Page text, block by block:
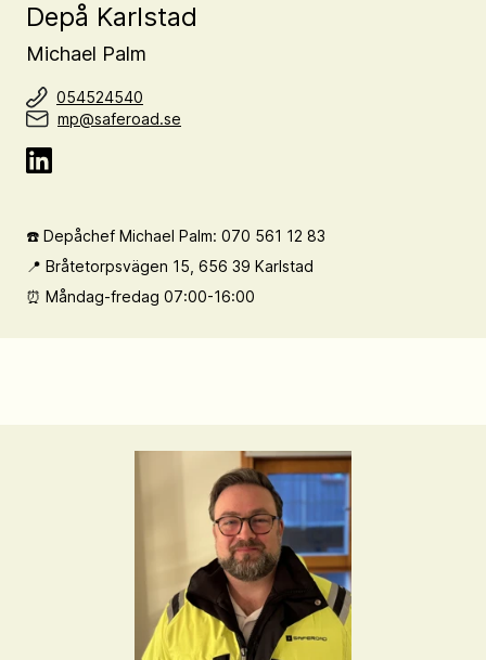
Depå Karlstad
Michael Palm
054524540
mp@saferoad.se
☎️ Depåchef Michael Palm: 070 561 12 83
📍 Bråtetorpsvägen 15, 656 39 Karlstad